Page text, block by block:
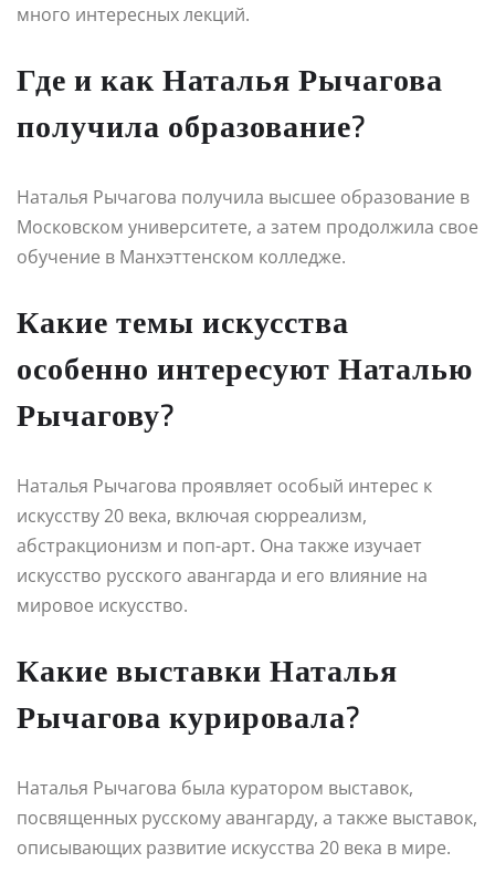
много интересных лекций.
Где и как Наталья Рычагова
получила образование?
Наталья Рычагова получила высшее образование в
Московском университете, а затем продолжила свое
обучение в Манхэттенском колледже.
Какие темы искусства
особенно интересуют Наталью
Рычагову?
Наталья Рычагова проявляет особый интерес к
искусству 20 века, включая сюрреализм,
абстракционизм и поп-арт. Она также изучает
искусство русского авангарда и его влияние на
мировое искусство.
Какие выставки Наталья
Рычагова курировала?
Наталья Рычагова была куратором выставок,
посвященных русскому авангарду, а также выставок,
описывающих развитие искусства 20 века в мире.